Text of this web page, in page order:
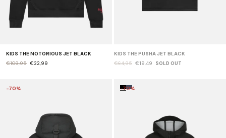
KIDS THE NOTORIOUS JET BLACK
€109,95 €32,99
KIDS THE PUSHA JET BLACK
€64,95 €19,49 SOLD OUT
-70% -70%